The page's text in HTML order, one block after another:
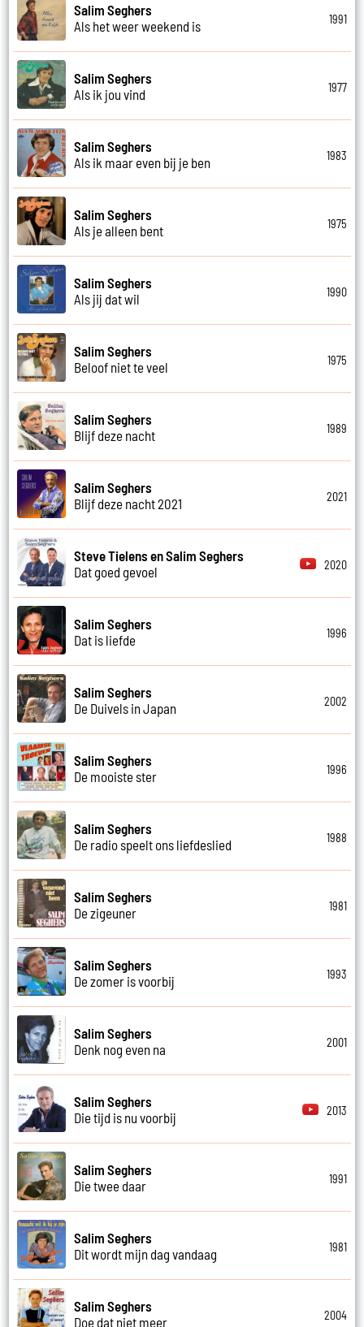
Salim Seghers
Als het weer weekend is
1991
Salim Seghers
Als ik jou vind
1977
Salim Seghers
Als ik maar even bij je ben
1983
Salim Seghers
Als je alleen bent
1975
Salim Seghers
Als jij dat wil
1990
Salim Seghers
Beloof niet te veel
1975
Salim Seghers
Blijf deze nacht
1989
Salim Seghers
Blijf deze nacht 2021
2021
Steve Tielens en Salim Seghers
Dat goed gevoel
2020
Salim Seghers
Dat is liefde
1996
Salim Seghers
De Duivels in Japan
2002
Salim Seghers
De mooiste ster
1996
Salim Seghers
De radio speelt ons liefdeslied
1988
Salim Seghers
De zigeuner
1981
Salim Seghers
De zomer is voorbij
1993
Salim Seghers
Denk nog even na
2001
Salim Seghers
Die tijd is nu voorbij
2013
Salim Seghers
Die twee daar
1991
Salim Seghers
Dit wordt mijn dag vandaag
1981
Salim Seghers
Doe dat niet meer
2004